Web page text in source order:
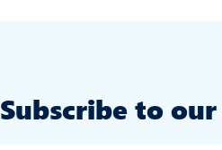
Subscribe to